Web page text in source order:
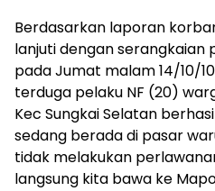
Berdasarkan laporan
lanjuti dengan serangkaian
pada Jumat malam 14/10/
terduga pelaku NF (20)
Kec Sungkai Selatan
sedang berada di pasar
tidak melakukan
langsung kita bawa ke